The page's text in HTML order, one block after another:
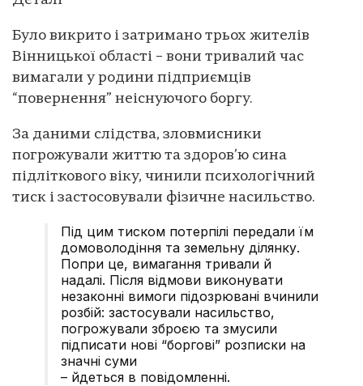
Було викрито і затримано трьох жителів
Вінницької області – вони тривалий час
вимагали у родини підприємців
“повернення” неіснуючого боргу.
За даними слідства, зловмисники
погрожували життю та здоров’ю сина
підліткового віку, чинили психологічний
тиск і застосовували фізичне насильство.
Під цим тиском потерпілі передали їм
домоволодіння та земельну ділянку.
Попри це, вимагання тривали й
надалі. Після відмови виконувати
незаконні вимоги підозрювані вчинили
розбій: застосували насильство,
погрожували зброєю та змусили
підписати нові “боргові” розписки на
значні суми
– йдеться в повідомленні.